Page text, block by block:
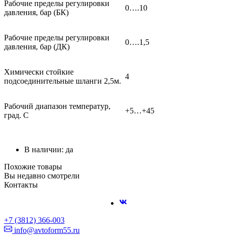
Рабочие пределы регулировки
давления, бар (БК)
0….10
Рабочие пределы регулировки
давления, бар (ДК)
0….1,5
Химически стойкие
подсоединительные шланги 2,5м.
4
Рабочий диапазон температур,
град. С
+5…+45
В наличии: да
Похожие товары
Вы недавно смотрели
Контакты
+7 (3812) 366-003
info@avtoform55.ru